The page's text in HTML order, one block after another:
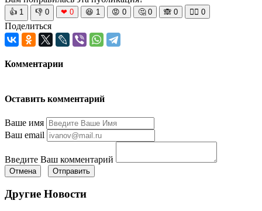
👍 1 👎 0 ❤ 0 😆 1 😡 0 🤔 0 🙈 0 🧘‍♀️ 0
Поделиться
Комментарии
Оставить комментарий
Ваше имя
Ваш email
Введите Ваш комментарий
Отмена Отправить
Другие Новости